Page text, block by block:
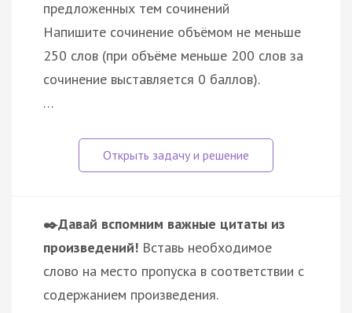
предложенных тем сочинений
Напишите сочинение объёмом не меньше
250 слов (при объёме меньше 200 слов за
сочинение выставляется 0 баллов).
…
✒️Давай вспомним важные цитаты из
произведений! Вставь необходимое
слово на место пропуска в соответствии с
содержанием произведения.